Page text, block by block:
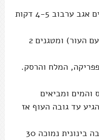
מוסיפים את הבצל ומטגנים אגב ערבוב 4-5 דקות
מוסיפים את חלקי העוף (עם העור) ומטגנים 2
המלח והרסק.
והמים ומביאים
עד גובה העוף אז
מכסים ומבשלים מעל להבה בינונית נמוכה 30